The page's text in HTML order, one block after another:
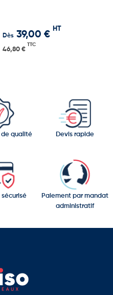
Dès 39,00 €
HT
46,80 €
TTC
de qualité Devis rapide
sécurisé
Paiement par mandat
administratif